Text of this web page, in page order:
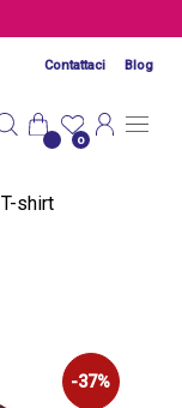
Contattaci Blog
0
T-shirt
-37%